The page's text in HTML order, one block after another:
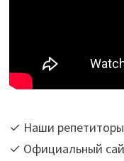
✓ Наши репетиторы
✓ Официальный